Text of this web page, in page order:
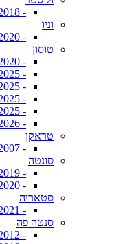
- 2011-2018
וניו
- 2020+
טוסון
- 2015-2020
- 2021-2025 (בנזין)
- 2021-2025 (הייבריד)
- 2025+ (בנזין)
- 2025+ (לונג הייבריד)
- 2026+ (הייבריד)
טראקן
- 2001-2007
סונטה
- 2014-2019
- 2020+
סטאריה
- 2021+
סנטה פה
- 2006-2012